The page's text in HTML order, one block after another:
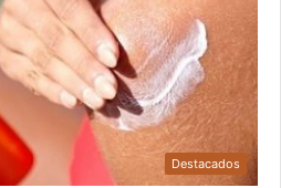
Destacados